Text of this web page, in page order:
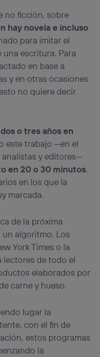
no ficción, sobre
hay novela e incluso
para imitar el
escritura. Para
en base a
y en otras ocasiones
no quiere decir
o tres años en
este trabajo —en el
y editores—
en 20 o 30 minutos.
en los que la
marcada.
de la próxima
algoritmo. Los
York Times o la
lectores de todo el
elaborados por
carne y hueso.
lugar la
con el fin de
estos programas
la